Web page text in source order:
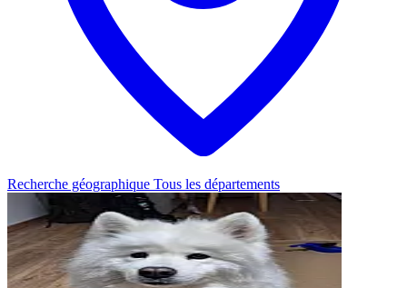
Recherche géographique Tous les départements